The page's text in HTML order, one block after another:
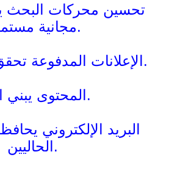
تحسين محركات البحث
مجانية مستمرة.
الإعلانات المدفوعة تحقق نتائج سريعة.
المحتوى يبني الثقة.
البريد الإلكتروني
الحاليين.